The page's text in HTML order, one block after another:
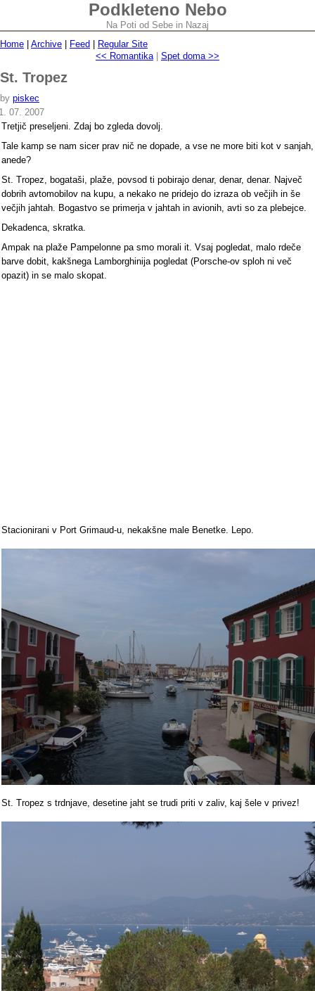
Podkleteno Nebo
Na Poti od Sebe in Nazaj
Home
Archive Feed
Regular Site
<< Romantika| Spet doma >>
St. Tropez
by piskec
07. 2007
Tretjič preseljeni. Zdaj bo zgleda dovolj.
Tale kamp se nam sicer prav nič ne dopade, a vse ne more biti kot v sanjah,
anede?
St. Tropez, bogataši, plaže, povsod ti pobirajo denar, denar, denar. Največ
dobrih avtomobilov na kupu, a nekako ne pridejo do izraza ob večjih in še
večjih jahtah. Bogastvo se primerja v jahtah in avionih, avti so za plebejce.
Dekadenca, skratka.
Ampak na plaže Pampelonne pa smo morali it. Vsaj pogledat, malo rdeče
barve dobit, kakšnega Lamborghinija pogledat (Porsche-ov sploh ni več
opazit) in se malo skopat.
Stacionirani v Port Grimaud-u, nekakšne male Benetke. Lepo.
St. Tropez s trdnjave, desetine jaht se trudi priti v zaliv, kaj šele v privez!